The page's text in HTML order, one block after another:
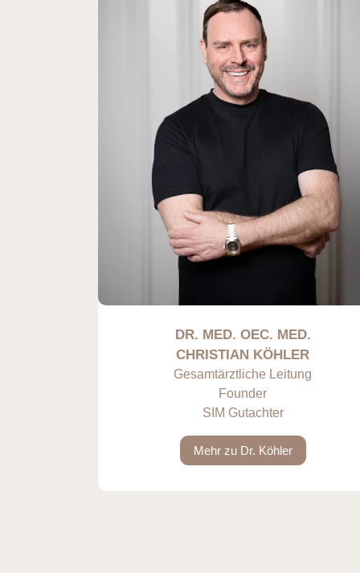
DR. MED. OEC. MED.
CHRISTIAN KÖHLER
Gesamtärztliche Leitung
Founder
SIM Gutachter
Mehr zu Dr. Köhler